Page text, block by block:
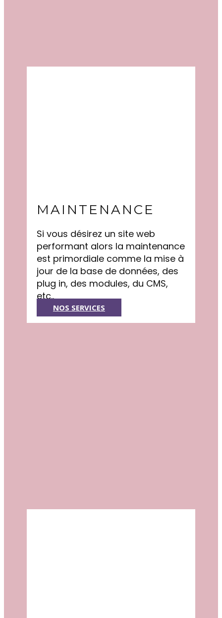
MAINTENANCE
Si vous désirez un site web
performant alors la maintenance
est primordiale comme la mise à
jour de la base de données, des
plug in, des modules, du CMS,
etc..
NOS SERVICES